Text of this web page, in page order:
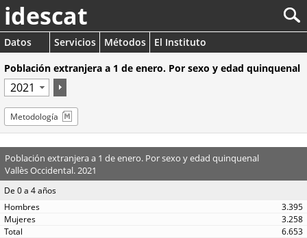
idescat
Datos Servicios Métodos
El Instituto
Población extranjera a 1 de enero. Por sexo y edad quinquenal
Metodología
Población extranjera a 1 de enero. Por sexo y edad quinquenal
Vallès Occidental. 2021
De 0 a 4 años
3.395
3.258
6.653